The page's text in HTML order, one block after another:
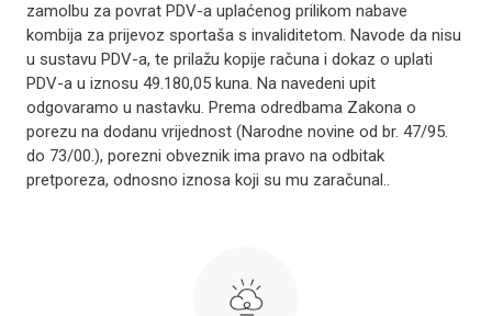
zamolbu za povrat PDV-a uplaćenog prilikom nabave
kombija za prijevoz sportaša s invaliditetom. Navode da nisu
u sustavu PDV-a, te prilažu kopije računa i dokaz o uplati
PDV-a u iznosu 49.180,05 kuna. Na navedeni upit
odgovaramo u nastavku. Prema odredbama Zakona o
porezu na dodanu vrijednost (Narodne novine od br. 47/95.
do 73/00.), porezni obveznik ima pravo na odbitak
pretporeza, odnosno iznosa koji su mu zaračunal..